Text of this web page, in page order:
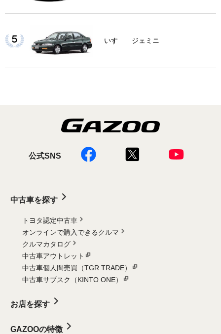
いすゞ ジェミニ
公式SNS
中古車を探す
トヨタ認定中古車
オンラインで購入できるクルマ
クルマカタログ
中古車アウトレット
中古車個人間売買（TGR TRADE）
中古車サブスク（KINTO ONE）
お店を探す
GAZOOの特徴